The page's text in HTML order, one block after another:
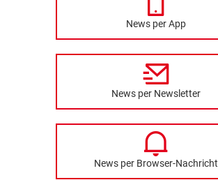
News per App
News per Newsletter
News per Browser-Nachricht